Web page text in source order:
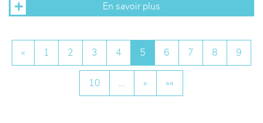
En savoir plus
« 1 2 3 4 5 6 7 8 9
10 » »»